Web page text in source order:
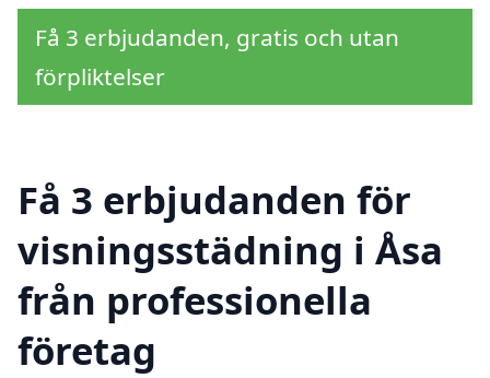
Få 3 erbjudanden, gratis och utan
förpliktelser
Få 3 erbjudanden för
visningsstädning i Åsa
från professionella
företag